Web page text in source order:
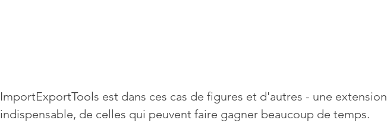
ImportExportTools est dans ces cas de figures et d'autres - une extension
indispensable, de celles qui peuvent faire gagner beaucoup de temps.